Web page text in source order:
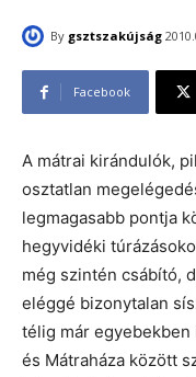
By gsztszakújság
Facebook
A mátrai kirándulók,
osztatlan
legmagasabb pontja
hegyvidéki
még szintén csábító,
eléggé bizonytalan
télig már
és Mátraháza között